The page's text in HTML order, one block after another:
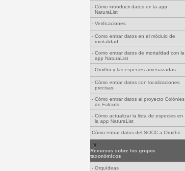
- Cómo introducir datos en la app
NaturaList
- Verificaciones
- Como entrar datos en el módulo de
mortalidad
- Como entrar datos de mortalidad con la
app NaturaList
- Ornitho y las especies amenazadas
- Cómo entrar datos con localizaciones
precisas
- Cómo entrar datos al proyecto Colònies
de Falciots
- Cómo actualizar la lista de especies en
la app NaturaList
Cómo entrar datos del SOCC a Ornitho
Recursos sobre los grupos
taxonómicos
- Orquídeas